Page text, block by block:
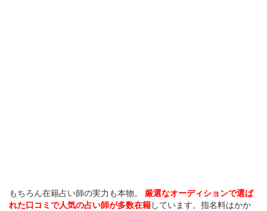
もちろん在籍占い師の実力も本物。
厳選なオーディションで選ば
れた口コミで人気の占い師が多数在籍 しています。指名料はかか